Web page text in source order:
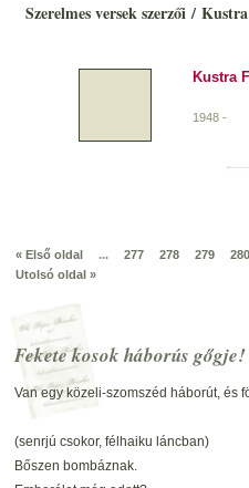
Szerelmes versek szerzői / Kustra
Kustra
1948 -
« Első oldal ... 277 278 279
280
Utolsó oldal »
Fekete kosok háborús gőgje!
Van egy közeli-szomszéd háborút, és
(senrjú csokor, félhaiku láncban)
Bőszen bombáznak.